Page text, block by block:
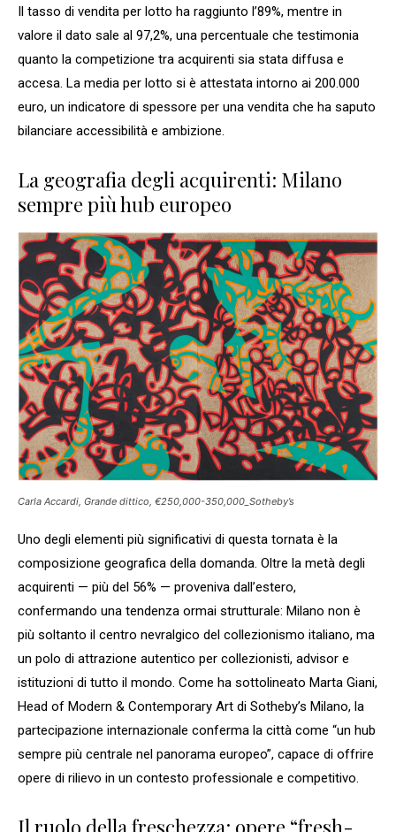
Il tasso di vendita per lotto ha raggiunto l’89%, mentre in
valore il dato sale al 97,2%, una percentuale che testimonia
quanto la competizione tra acquirenti sia stata diffusa e
accesa. La media per lotto si è attestata intorno ai 200.000
euro, un indicatore di spessore per una vendita che ha saputo
bilanciare accessibilità e ambizione.
La geografia degli acquirenti: Milano
sempre più hub europeo
Carla Accardi, Grande dittico, €250,000-350,000_Sotheby’s
Uno degli elementi più significativi di questa tornata è la
composizione geografica della domanda. Oltre la metà degli
acquirenti — più del 56% — proveniva dall’estero,
confermando una tendenza ormai strutturale: Milano non è
più soltanto il centro nevralgico del collezionismo italiano, ma
un polo di attrazione autentico per collezionisti, advisor e
istituzioni di tutto il mondo. Come ha sottolineato Marta Giani,
Head of Modern & Contemporary Art di Sotheby’s Milano, la
partecipazione internazionale conferma la città come “un hub
sempre più centrale nel panorama europeo”, capace di offrire
opere di rilievo in un contesto professionale e competitivo.
Il ruolo della freschezza: opere “fresh-